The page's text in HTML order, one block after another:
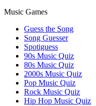
Music Games
Guess the Song
Song Guesser
Spotiguess
90s Music Quiz
80s Music Quiz
2000s Music Quiz
Pop Music Quiz
Rock Music Quiz
Hip Hop Music Quiz